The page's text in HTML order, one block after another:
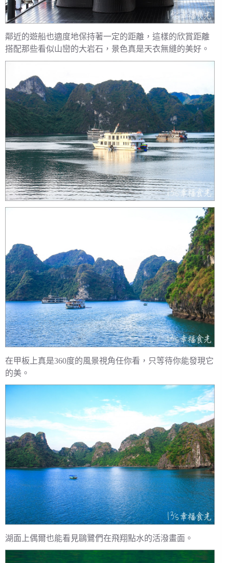
鄰近的遊船也適度地保持著一定的距離，這樣的欣賞距離
搭配那些看似山巒的大岩石，景色真是天衣無縫的美好。
在甲板上真是360度的風景視角任你看，只等待你能發現它
的美。
湖面上偶爾也能看見鷗鷺們在飛翔點水的活潑畫面。